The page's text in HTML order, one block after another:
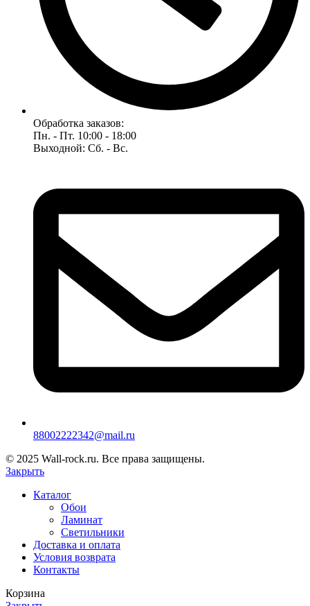
Обработка заказов:
Пн. - Пт. 10:00 - 18:00
Выходной: Сб. - Вс.
88002222342@mail.ru
© 2025 Wall-rock.ru. Все права защищены.
Закрыть
Каталог
Обои
Ламинат
Светильники
Доставка и оплата
Условия возврата
Контакты
Корзина